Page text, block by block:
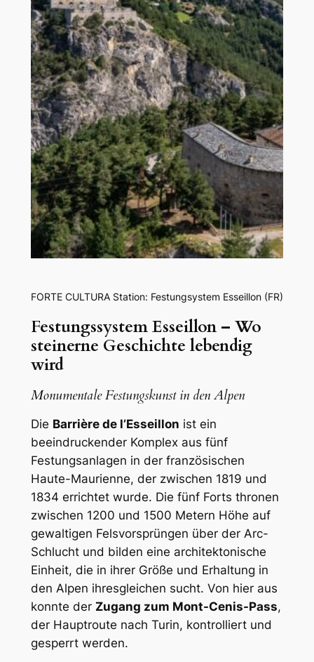
FORTE CULTURA Station: Festungsystem Esseillon (FR)
Festungssystem Esseillon – Wo
steinerne Geschichte lebendig
wird
Monumentale Festungskunst in den Alpen
Die Barrière de l’Esseillon ist ein
beeindruckender Komplex aus fünf
Festungsanlagen in der französischen
Haute-Maurienne, der zwischen 1819 und
1834 errichtet wurde. Die fünf Forts thronen
zwischen 1200 und 1500 Metern Höhe auf
gewaltigen Felsvorsprüngen über der Arc-
Schlucht und bilden eine architektonische
Einheit, die in ihrer Größe und Erhaltung in
den Alpen ihresgleichen sucht. Von hier aus
konnte der Zugang zum Mont-Cenis-Pass,
der Hauptroute nach Turin, kontrolliert und
gesperrt werden.